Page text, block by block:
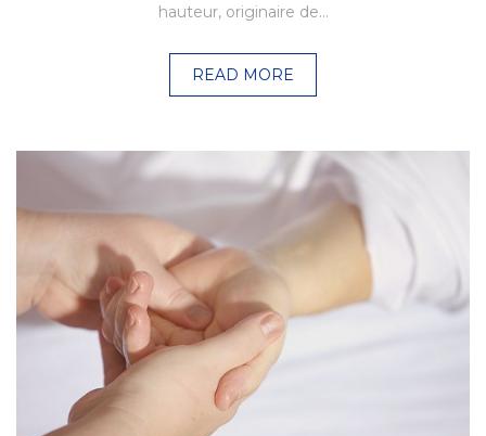
hauteur, originaire de…
READ MORE